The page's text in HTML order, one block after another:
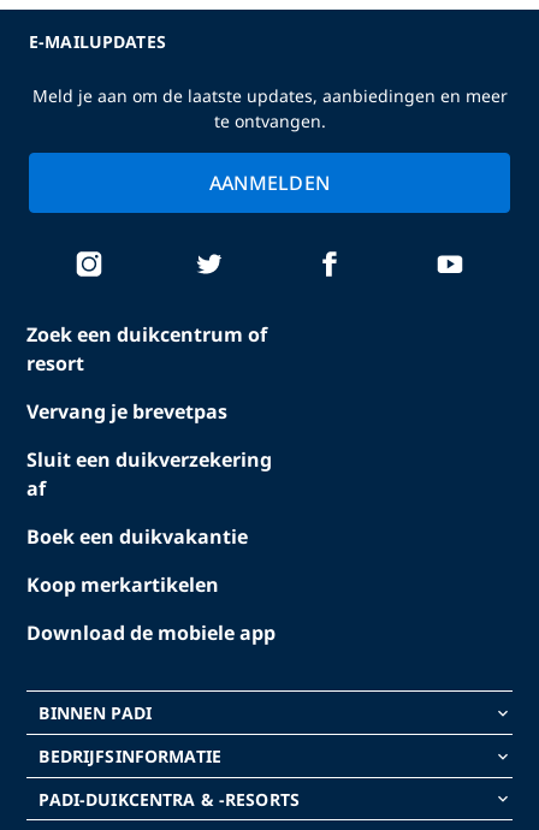
Zoek een duikcentrum of
resort
Vervang je brevetpas
Sluit een duikverzekering
af
Boek een duikvakantie
Koop merkartikelen
Download de mobiele app
BINNEN PADI keyboard_arrow_down
BEDRIJFSINFORMATIE keyboard_arrow_down
PADI-DUIKCENTRA & -RESORTS keyboard_arrow_down
E-MAILUPDATES
Meld je aan om de laatste updates, aanbiedingen en meer
te ontvangen.
AANMELDEN